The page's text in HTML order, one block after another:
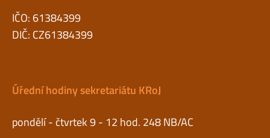
IČO: 61384399
DIČ: CZ61384399
Úřední hodiny sekretariátu KRoJ
pondělí - čtvrtek 9 - 12 hod. 248 NB/AC